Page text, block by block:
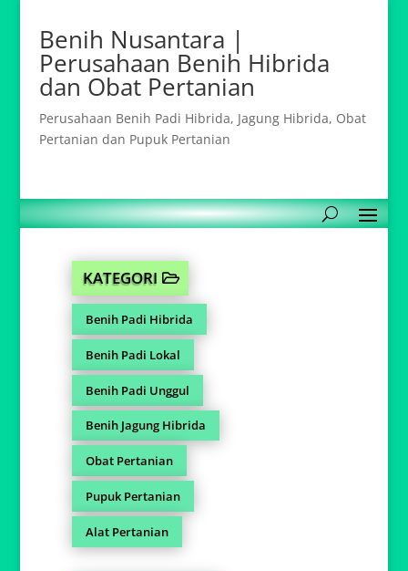
Benih Nusantara |
Perusahaan Benih Hibrida
dan Obat Pertanian
Perusahaan Benih Padi Hibrida, Jagung Hibrida, Obat
Pertanian dan Pupuk Pertanian
KATEGORI
Benih Padi Hibrida
Benih Padi Lokal
Benih Padi Unggul
Benih Jagung Hibrida
Obat Pertanian
Pupuk Pertanian
Alat Pertanian